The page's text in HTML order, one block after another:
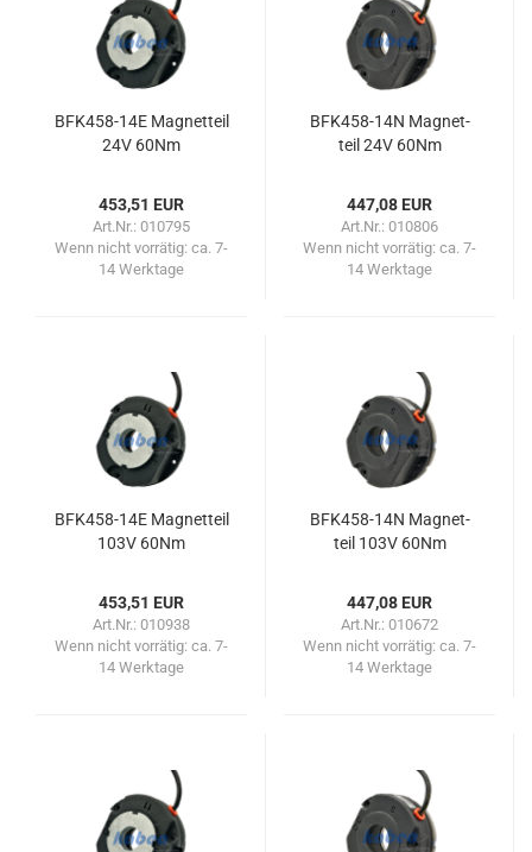
BFK458-​​14E Ma­gnet­teil
24V 60Nm
453,51 EUR
Art.Nr.: 010795
Wenn nicht vorrätig: ca. 7-
14 Werktage
BFK458-​​14N Ma­gnet­
teil 24V 60Nm
447,08 EUR
Art.Nr.: 010806
Wenn nicht vorrätig: ca. 7-
14 Werktage
BFK458-​​14E Ma­gnet­teil
103V 60Nm
453,51 EUR
Art.Nr.: 010938
Wenn nicht vorrätig: ca. 7-
14 Werktage
BFK458-​​14N Ma­gnet­
teil 103V 60Nm
447,08 EUR
Art.Nr.: 010672
Wenn nicht vorrätig: ca. 7-
14 Werktage